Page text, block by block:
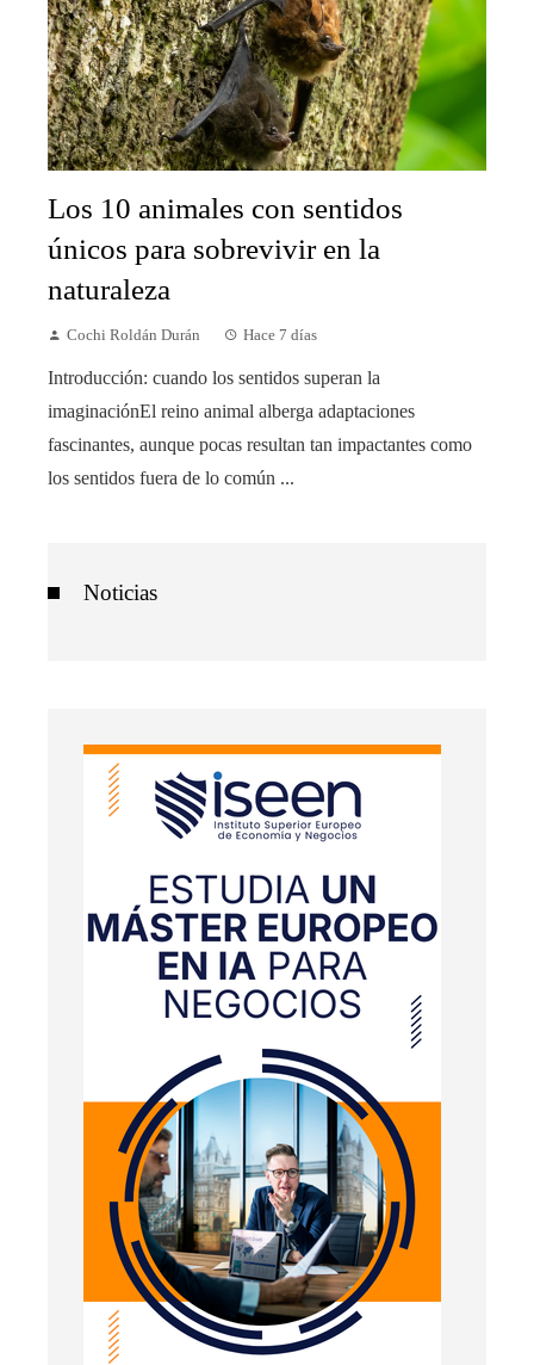
Los 10 animales con sentidos
únicos para sobrevivir en la
naturaleza
Cochi Roldán Durán Hace 7 días
Introducción: cuando los sentidos superan la
imaginaciónEl reino animal alberga adaptaciones
fascinantes, aunque pocas resultan tan impactantes como
los sentidos fuera de lo común ...
Noticias